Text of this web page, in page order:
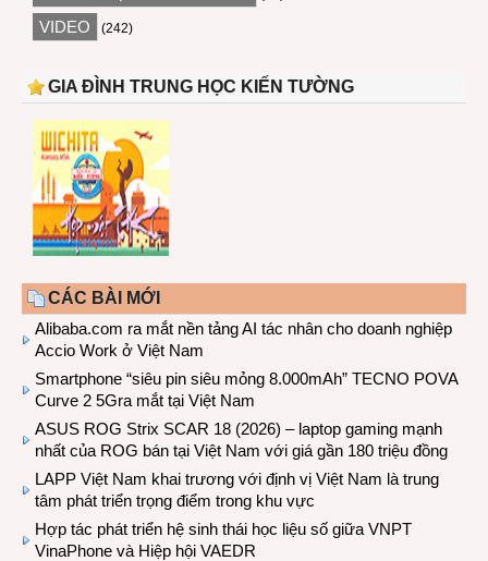
VIDEO (242)
GIA ĐÌNH TRUNG HỌC KIẾN TƯỜNG
CÁC BÀI MỚI
Alibaba.com ra mắt nền tảng AI tác nhân cho doanh nghiệp
Accio Work ở Việt Nam
Smartphone “siêu pin siêu mỏng 8.000mAh” TECNO POVA
Curve 2 5Gra mắt tại Việt Nam
ASUS ROG Strix SCAR 18 (2026) – laptop gaming mạnh
nhất của ROG bán tại Việt Nam với giá gần 180 triệu đồng
LAPP Việt Nam khai trương với định vị Việt Nam là trung
tâm phát triển trọng điểm trong khu vực
Hợp tác phát triển hệ sinh thái học liệu số giữa VNPT
VinaPhone và Hiệp hội VAEDR